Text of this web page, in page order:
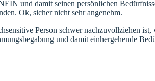
und damit seinen persönlichen
Ok, sicher nicht sehr angenehm.
Person schwer nachzuvollziehen
und damit einhergehende